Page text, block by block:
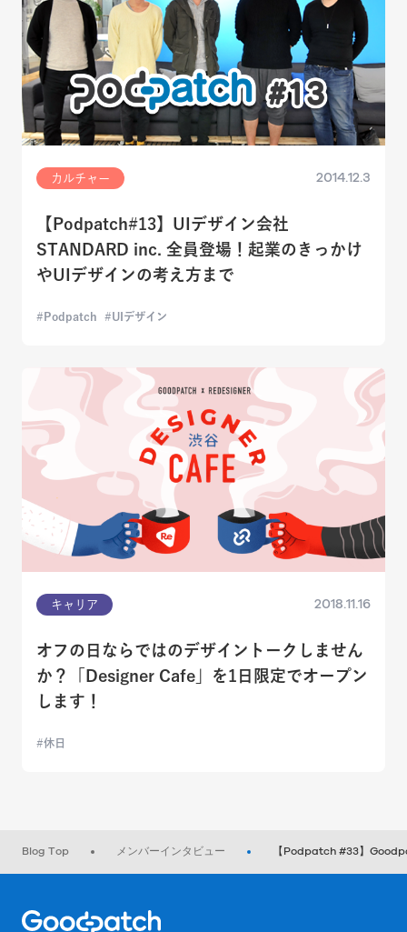
カルチャー 2014.12.3
【Podpatch#13】UIデザイン会社
STANDARD inc. 全員登場！起業のきっかけ
やUIデザインの考え方まで
Podpatch UIデザイン
キャリア 2018.11.16
オフの日ならではのデザイントークしません
か？「Designer Cafe」を1日限定でオープン
します！
休日
Blog Top メンバーインタビュー 【Podpatch #33】